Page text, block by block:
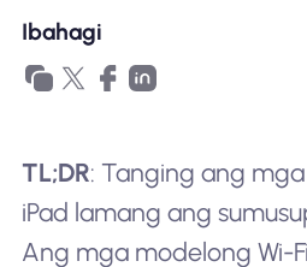
Ibahagi
TL;DR: Tanging ang mga
iPad lamang ang
Ang mga modelong Wi-